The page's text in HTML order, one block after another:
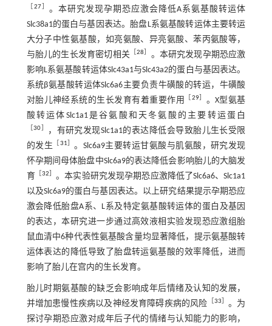
27］ 。本研究发现孕期恐应激会降低A系氨基酸转运体
Slc38a1的蛋白与基因表达。胎盘L系氨基酸转运体主要转运
大分子中性氨基酸，如亮氨酸、异亮氨酸、苯丙氨酸等，
与胎儿的生长发育密切相关 ［28
。本研究发现孕期恐应激
影响L系氨基酸转运体Slc43a1与Slc43a2的蛋白与基因表达。
系统β氨基酸转运体Slc6a6主要负责牛磺酸的转运，牛磺酸
对胎儿神经系统的生长发育有着重要作用
29］ 。X型氨基
酸转运体Slc1a1是谷氨酸和天冬氨酸的主要转运蛋白
［30
，有研究发现Slc1a1的表达降低会导致胎儿生长受限
的发生
31
。Slc6a9主要转运甘氨酸与肌氨酸，研究发现
怀孕期间母体胎盘中Slc6a9的表达降低会影响胎儿的大脑发
育［ 32
。本实验研究发现孕期恐应激降低了Slc6a6、Slc1a1
以及Slc6a9的蛋白与基因表达。以上研究结果提示孕期恐应
激会降低胎盘A系、L系及特定氨基酸转运体的蛋白及基因
的表达，本研究进一步通过高效液相实验发现恐应激组胎
鼠血清中6种代表性氨基酸含量均显著降低，提示氨基酸转
运体表达的降低导致了胎盘转运氨基酸的效率降低，进而
影响了胎儿在宫内的生长发育。
胎儿时期氨基酸的缺乏会影响成年后情绪及认知的发展，
并增加患慢性疾病以及神经发育障碍疾病的风险
33
。为
探讨孕期恐应激对成年后子代的情绪与认知能力的影响，